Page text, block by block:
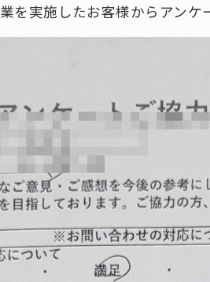
を実施したお客様からアンケ